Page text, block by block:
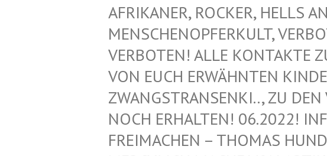
FRIKANER, ROCKER, HELLS
ENSCHENOPFERKULT,
ERBOTEN! ALLE KONTAKTE
ON EUCH ERWÄHNTEN
WANGSTRANSENKI.., ZU DEN
OCH ERHALTEN! 06.2022!
REIMACHEN – THOMAS HUND